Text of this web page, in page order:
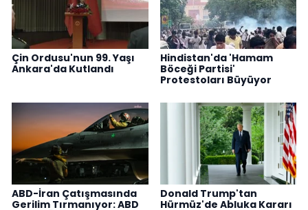
Çin Ordusu'nun 99. Yaşı
Ankara'da Kutlandı
Hindistan'da 'Hamam
Böceği Partisi'
Protestoları Büyüyor
ABD-İran Çatışmasında
Gerilim Tırmanıyor: ABD
Donald Trump'tan
Hürmüz'de Abluka Kararı